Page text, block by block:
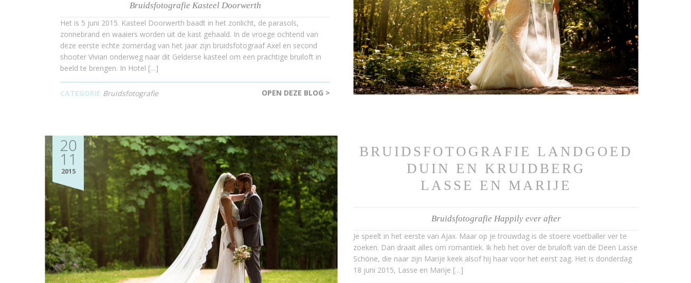
Bruidsfotografie Kasteel Doorwerth
Het is 5 juni 2015. Kasteel Doorwerth baadt in het zonlicht, de parasols,
zonnebrand en waaiers worden uit de kast gehaald. In de vroege ochtend van
deze eerste echte zomerdag van het jaar zijn bruidsfotograaf Axel en second
shooter Vivian onderweg naar dit Gelderse kasteel om een prachtige bruiloft in
beeld te brengen. In Hotel […]
CATEGORIE Bruidsfotografie OPEN DEZE BLOG >
20
11
2015
BRUIDSFOTOGRAFIE LANDGOED
DUIN EN KRUIDBERG
LASSE EN MARIJE
Bruidsfotografie Happily ever after
Je speelt in het eerste van Ajax. Maar op je trouwdag is de stoere voetballer ver te
zoeken. Dan draait alles om romantiek. Ik heb het over de bruiloft van de Deen Lasse
Schöne, die naar zijn Marije keek alsof hij haar voor het eerst zag. Het is donderdag
18 juni 2015, Lasse en Marije […]